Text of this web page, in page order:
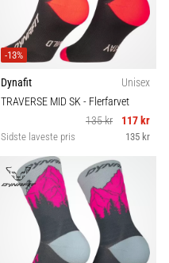
-13%
Dynafit
Unisex
TRAVERSE MID SK- Flerfarvet
135 kr
117 kr
Sidste laveste pris 135 kr